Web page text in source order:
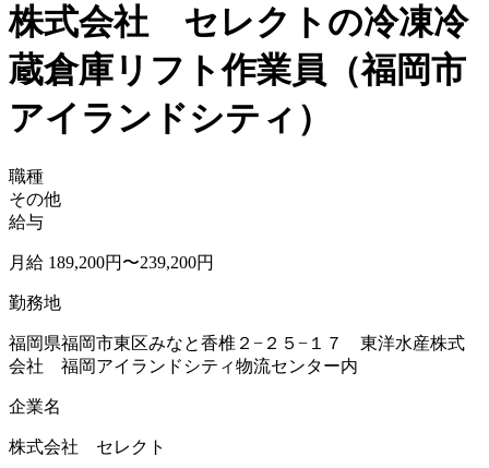
株式会社 セレクトの冷凍冷
蔵倉庫リフト作業員（福岡市
アイランドシティ）
職種
その他
給与
月給 189,200円〜239,200円
勤務地
福岡県福岡市東区みなと香椎２−２５−１７ 東洋水産株式
会社 福岡アイランドシティ物流センター内
企業名
株式会社 セレクト